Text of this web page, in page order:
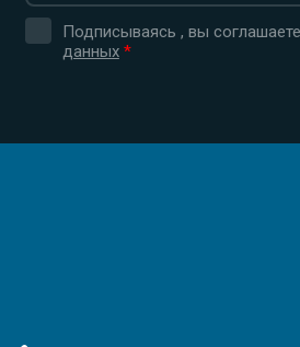
Подписываясь , вы
данных *